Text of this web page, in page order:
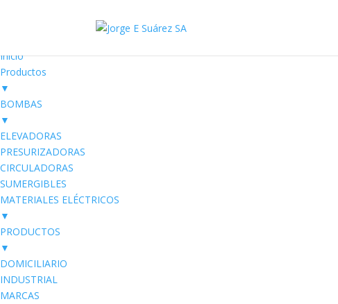
Inicio
Productos
▼
BOMBAS
▼
ELEVADORAS
PRESURIZADORAS
CIRCULADORAS
SUMERGIBLES
MATERIALES ELÉCTRICOS
▼
PRODUCTOS
▼
DOMICILIARIO
INDUSTRIAL
MARCAS